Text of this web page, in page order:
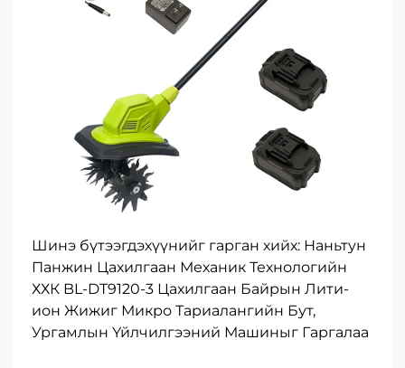
Шинэ бүтээгдэхүүнийг гарган хийх: Наньтун
Панжин Цахилгаан Механик Технологийн
ХХК BL-DT9120-3 Цахилгаан Байрын Лити-
ион Жижиг Микро Тариалангийн Бут,
Ургамлын Үйлчилгээний Машиныг Гаргалаа